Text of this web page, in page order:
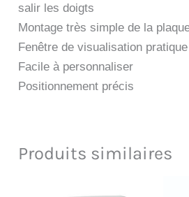
salir les doigts
Montage très simple de la
Fenêtre de visualisation
Facile à personnaliser
Positionnement précis
Produits similaires